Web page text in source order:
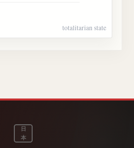
totalitarian state
日
本